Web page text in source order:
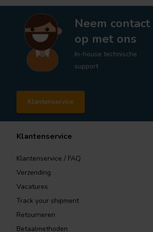
Neem contact
op met ons
In-house technische
support
Klantenservice
Klantenservice
Klantenservice / FAQ
Verzending
Vacatures
Track your shipment
Retourneren
Betaalmethoden